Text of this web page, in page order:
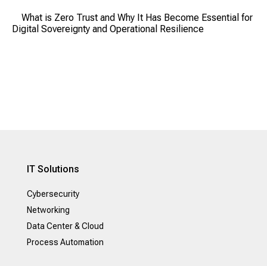
What is Zero Trust and Why It Has Become Essential for
Digital Sovereignty and Operational Resilience
IT Solutions
Cybersecurity
Networking
Data Center & Cloud
Process Automation